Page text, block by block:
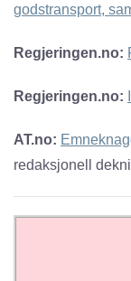
godstransport,
Regjeringen.no:
Regjeringen.no:
AT.no:
redaksjonell